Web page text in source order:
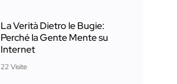
La Verità Dietro le Bugie:
Perché la Gente Mente su
Internet
22 Visite